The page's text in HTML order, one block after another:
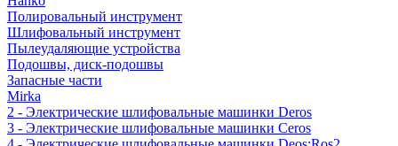
Полировальный инструмент
Шлифовальный инструмент
Пылеудаляющие устройства
Подошвы, диск-подошвы
Запасные части
Mirka
2 - Электрические шлифовальные машинки Deros
3 - Электрические шлифовальные машинки Ceros